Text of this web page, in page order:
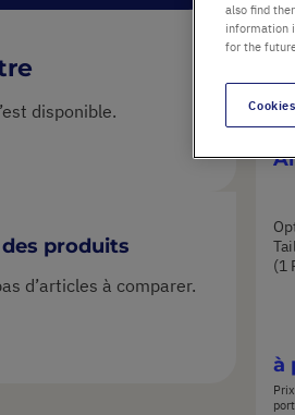
(1
à
disponible.
produits
d’articles à comparer.
also find
information
for the